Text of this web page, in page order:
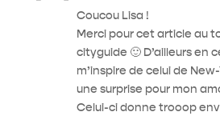
Coucou Lisa !
Merci pour cet article au
cityguide 🙂 D’ailleurs en
m’inspire de celui de
une surprise pour mon
Celui-ci donne trooop